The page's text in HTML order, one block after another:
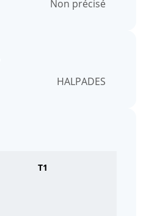
Non précisé
HALPADES
T1